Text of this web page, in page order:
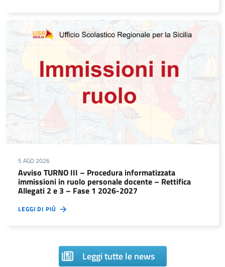
5 AGO 2026
Avviso TURNO III – Procedura informatizzata
immissioni in ruolo personale docente – Rettifica
Allegati 2 e 3 – Fase 1 2026-2027
LEGGI DI PIÙ
Leggi tutte le news